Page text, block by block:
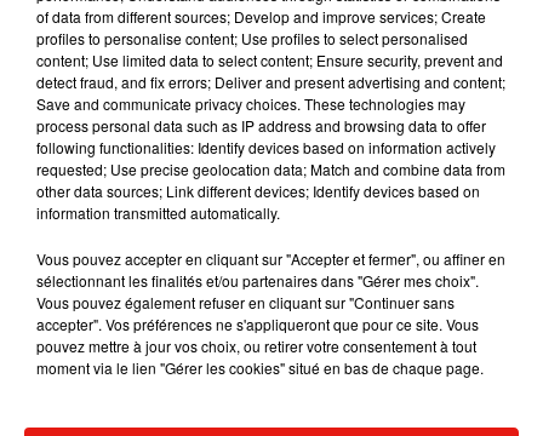
mettre votre vie et votre santé en danger en conduisant"
conducteur a quant à lui été sanctionné pour violation du
Code de la route. Le montant de sa contravention n'a pas été
communiqué.
6 août 2026
Karol G dévoile la tracklist de son nouvel
album… avec des invités...
of data from different sources; Develop and improve services; Create
profiles to personalise content; Use profiles to select personalised
content; Use limited data to select content; Ensure security, prevent and
detect fraud, and fix errors; Deliver and present advertising and content;
Save and communicate privacy choices. These technologies may
process personal data such as IP address and browsing data to offer
following functionalities: Identify devices based on information actively
requested; Use precise geolocation data; Match and combine data from
other data sources; Link different devices; Identify devices based on
information transmitted automatically.
Vous pouvez accepter en cliquant sur "Accepter et fermer", ou affiner en
sélectionnant les finalités et/ou partenaires dans "Gérer mes choix".
Vous pouvez également refuser en cliquant sur "Continuer sans
accepter". Vos préférences ne s'appliqueront que pour ce site. Vous
pouvez mettre à jour vos choix, ou retirer votre consentement à tout
moment via le lien "Gérer les cookies" situé en bas de chaque page.